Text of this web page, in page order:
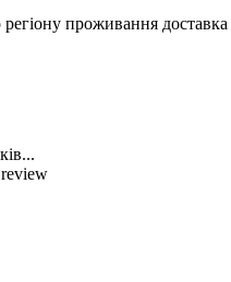
проживання доставка